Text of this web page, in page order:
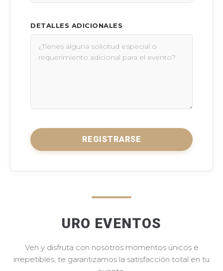
DETALLES ADICIONALES
REGISTRARSE
URO EVENTOS
Ven y disfruta con nosotros momentos únicos e
irrepetibles, te garantizamos la satisfacción total en tu